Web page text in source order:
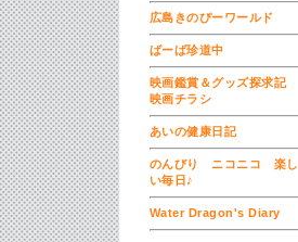
広島きのぴーワールド
ばーば珍道中
映画鑑賞＆グッズ探求記
映画チラシ
あいの健康日記
のんびり ニコニコ 楽し
い毎日♪
Water Dragon's Diary